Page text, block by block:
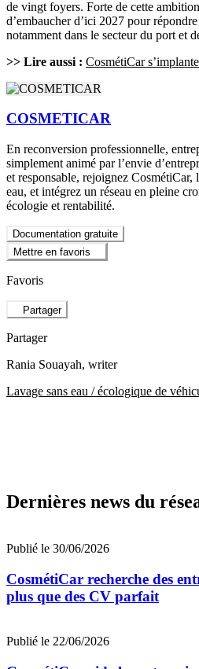
de vingt foyers. Forte de cette
d’embaucher d’ici 2027 pour
notamment dans le secteur du port et
>> Lire aussi : CosmétiCar
COSMETICAR
En reconversion professionnelle,
simplement animé par l’envie
et responsable, rejoignez CosmétiCar,
eau, et intégrez un réseau en pleine
écologie et rentabilité.
Documentation gratuite
Mettre en favoris
Favoris
Partager
Partager
Rania Souayah, writer
Lavage sans eau / écologique de
Dernières news du
Publié le 30/06/2026
CosmétiCar recherche des
plus que des CV parfait
Publié le 22/06/2026